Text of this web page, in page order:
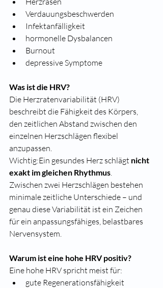
Verdauungsbeschwerden
Infektanfälligkeit
hormonelle Dysbalancen
Burnout
depressive Symptome
Was ist die HRV?
Die Herzratenvariabilität (HRV)
beschreibt die Fähigkeit des Körpers,
den zeitlichen Abstand zwischen den
einzelnen Herzschlägen flexibel
anzupassen.
Wichtig:Ein gesundes Herz schlägt nicht
exakt im gleichen Rhythmus.
Zwischen zwei Herzschlägen bestehen
minimale zeitliche Unterschiede – und
genau diese Variabilität ist ein Zeichen
für ein anpassungsfähiges, belastbares
Nervensystem.
Warum ist eine hohe HRV positiv?
Eine hohe HRV spricht meist für:
gute Regenerationsfähigkeit